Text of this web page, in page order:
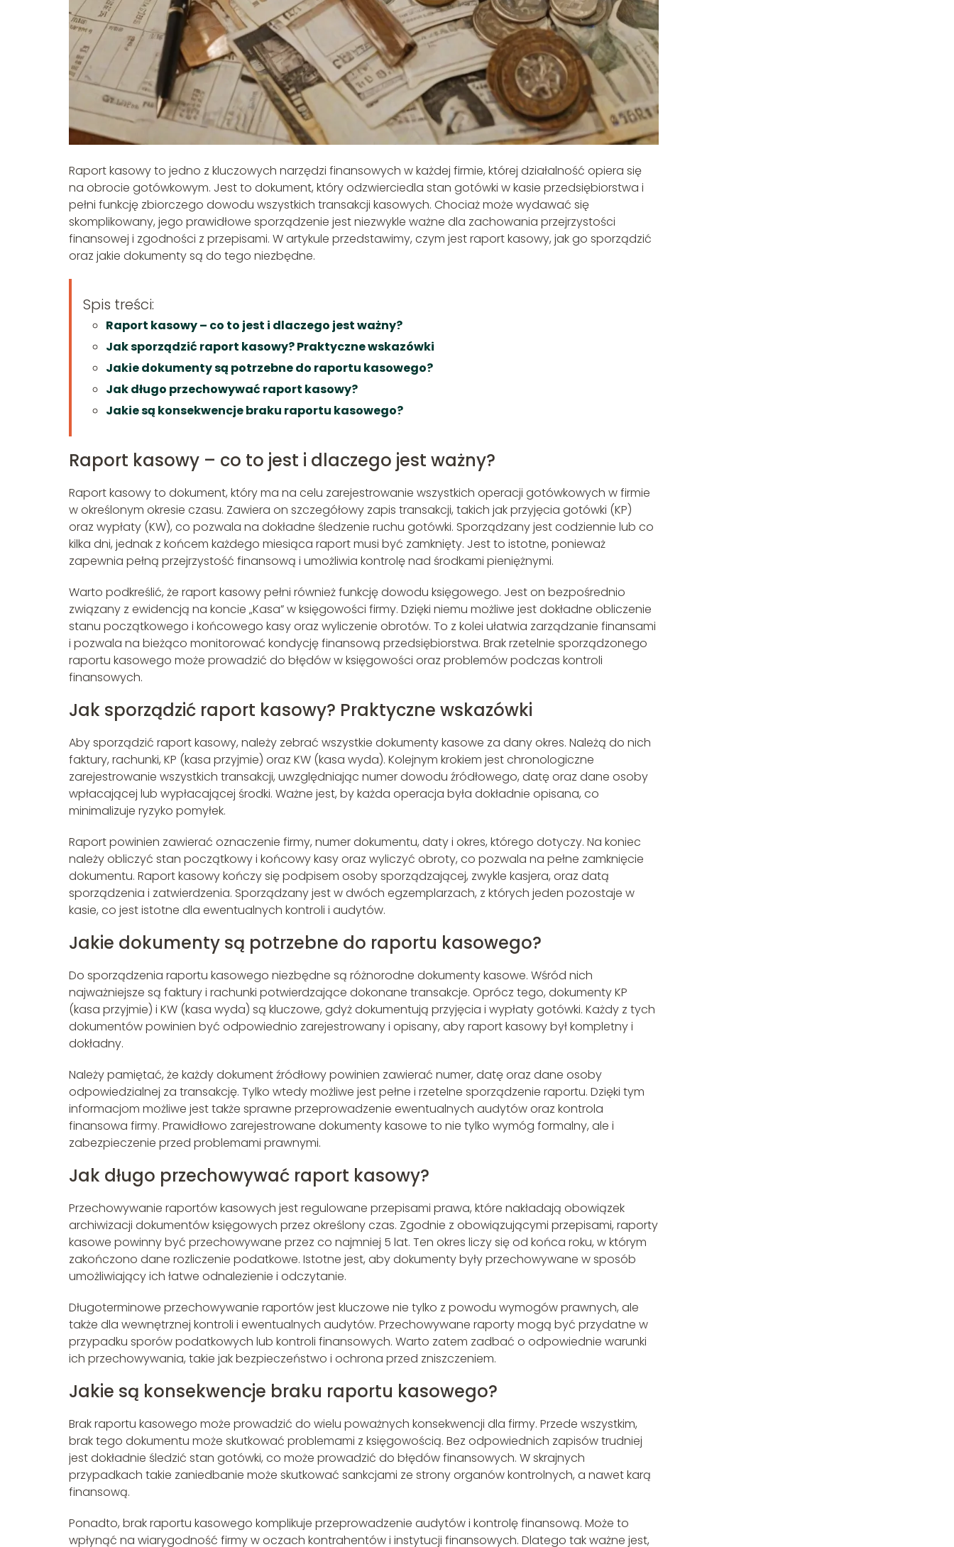
Raport kasowy to jedno z kluczowych narzędzi finansowych w każdej firmie, której działalność opiera się
na obrocie gotówkowym. Jest to dokument, który odzwierciedla stan gotówki w kasie przedsiębiorstwa i
pełni funkcję zbiorczego dowodu wszystkich transakcji kasowych. Chociaż może wydawać się
skomplikowany, jego prawidłowe sporządzenie jest niezwykle ważne dla zachowania przejrzystości
finansowej i zgodności z przepisami. W artykule przedstawimy, czym jest raport kasowy, jak go sporządzić
oraz jakie dokumenty są do tego niezbędne.
Spis treści:
Raport kasowy – co to jest i dlaczego jest ważny?
Jak sporządzić raport kasowy? Praktyczne wskazówki
Jakie dokumenty są potrzebne do raportu kasowego?
Jak długo przechowywać raport kasowy?
Jakie są konsekwencje braku raportu kasowego?
Raport kasowy – co to jest i dlaczego jest ważny?
Raport kasowy to dokument, który ma na celu zarejestrowanie wszystkich operacji gotówkowych w firmie
w określonym okresie czasu. Zawiera on szczegółowy zapis transakcji, takich jak przyjęcia gotówki (KP)
oraz wypłaty (KW), co pozwala na dokładne śledzenie ruchu gotówki. Sporządzany jest codziennie lub co
kilka dni, jednak z końcem każdego miesiąca raport musi być zamknięty. Jest to istotne, ponieważ
zapewnia pełną przejrzystość finansową i umożliwia kontrolę nad środkami pieniężnymi.
Warto podkreślić, że raport kasowy pełni również funkcję dowodu księgowego. Jest on bezpośrednio
związany z ewidencją na koncie „Kasa” w księgowości firmy. Dzięki niemu możliwe jest dokładne obliczenie
stanu początkowego i końcowego kasy oraz wyliczenie obrotów. To z kolei ułatwia zarządzanie finansami
i pozwala na bieżąco monitorować kondycję finansową przedsiębiorstwa. Brak rzetelnie sporządzonego
raportu kasowego może prowadzić do błędów w księgowości oraz problemów podczas kontroli
finansowych.
Jak sporządzić raport kasowy? Praktyczne wskazówki
Aby sporządzić raport kasowy, należy zebrać wszystkie dokumenty kasowe za dany okres. Należą do nich
faktury, rachunki, KP (kasa przyjmie) oraz KW (kasa wyda). Kolejnym krokiem jest chronologiczne
zarejestrowanie wszystkich transakcji, uwzględniając numer dowodu źródłowego, datę oraz dane osoby
wpłacającej lub wypłacającej środki. Ważne jest, by każda operacja była dokładnie opisana, co
minimalizuje ryzyko pomyłek.
Raport powinien zawierać oznaczenie firmy, numer dokumentu, daty i okres, którego dotyczy. Na koniec
należy obliczyć stan początkowy i końcowy kasy oraz wyliczyć obroty, co pozwala na pełne zamknięcie
dokumentu. Raport kasowy kończy się podpisem osoby sporządzającej, zwykle kasjera, oraz datą
sporządzenia i zatwierdzenia. Sporządzany jest w dwóch egzemplarzach, z których jeden pozostaje w
kasie, co jest istotne dla ewentualnych kontroli i audytów.
Jakie dokumenty są potrzebne do raportu kasowego?
Do sporządzenia raportu kasowego niezbędne są różnorodne dokumenty kasowe. Wśród nich
najważniejsze są faktury i rachunki potwierdzające dokonane transakcje. Oprócz tego, dokumenty KP
(kasa przyjmie) i KW (kasa wyda) są kluczowe, gdyż dokumentują przyjęcia i wypłaty gotówki. Każdy z tych
dokumentów powinien być odpowiednio zarejestrowany i opisany, aby raport kasowy był kompletny i
dokładny.
Należy pamiętać, że każdy dokument źródłowy powinien zawierać numer, datę oraz dane osoby
odpowiedzialnej za transakcję. Tylko wtedy możliwe jest pełne i rzetelne sporządzenie raportu. Dzięki tym
informacjom możliwe jest także sprawne przeprowadzenie ewentualnych audytów oraz kontrola
finansowa firmy. Prawidłowo zarejestrowane dokumenty kasowe to nie tylko wymóg formalny, ale i
zabezpieczenie przed problemami prawnymi.
Jak długo przechowywać raport kasowy?
Przechowywanie raportów kasowych jest regulowane przepisami prawa, które nakładają obowiązek
archiwizacji dokumentów księgowych przez określony czas. Zgodnie z obowiązującymi przepisami, raporty
kasowe powinny być przechowywane przez co najmniej 5 lat. Ten okres liczy się od końca roku, w którym
zakończono dane rozliczenie podatkowe. Istotne jest, aby dokumenty były przechowywane w sposób
umożliwiający ich łatwe odnalezienie i odczytanie.
Długoterminowe przechowywanie raportów jest kluczowe nie tylko z powodu wymogów prawnych, ale
także dla wewnętrznej kontroli i ewentualnych audytów. Przechowywane raporty mogą być przydatne w
przypadku sporów podatkowych lub kontroli finansowych. Warto zatem zadbać o odpowiednie warunki
ich przechowywania, takie jak bezpieczeństwo i ochrona przed zniszczeniem.
Jakie są konsekwencje braku raportu kasowego?
Brak raportu kasowego może prowadzić do wielu poważnych konsekwencji dla firmy. Przede wszystkim,
brak tego dokumentu może skutkować problemami z księgowością. Bez odpowiednich zapisów trudniej
jest dokładnie śledzić stan gotówki, co może prowadzić do błędów finansowych. W skrajnych
przypadkach takie zaniedbanie może skutkować sankcjami ze strony organów kontrolnych, a nawet karą
finansową.
Ponadto, brak raportu kasowego komplikuje przeprowadzenie audytów i kontrolę finansową. Może to
wpłynąć na wiarygodność firmy w oczach kontrahentów i instytucji finansowych. Dlatego tak ważne jest,